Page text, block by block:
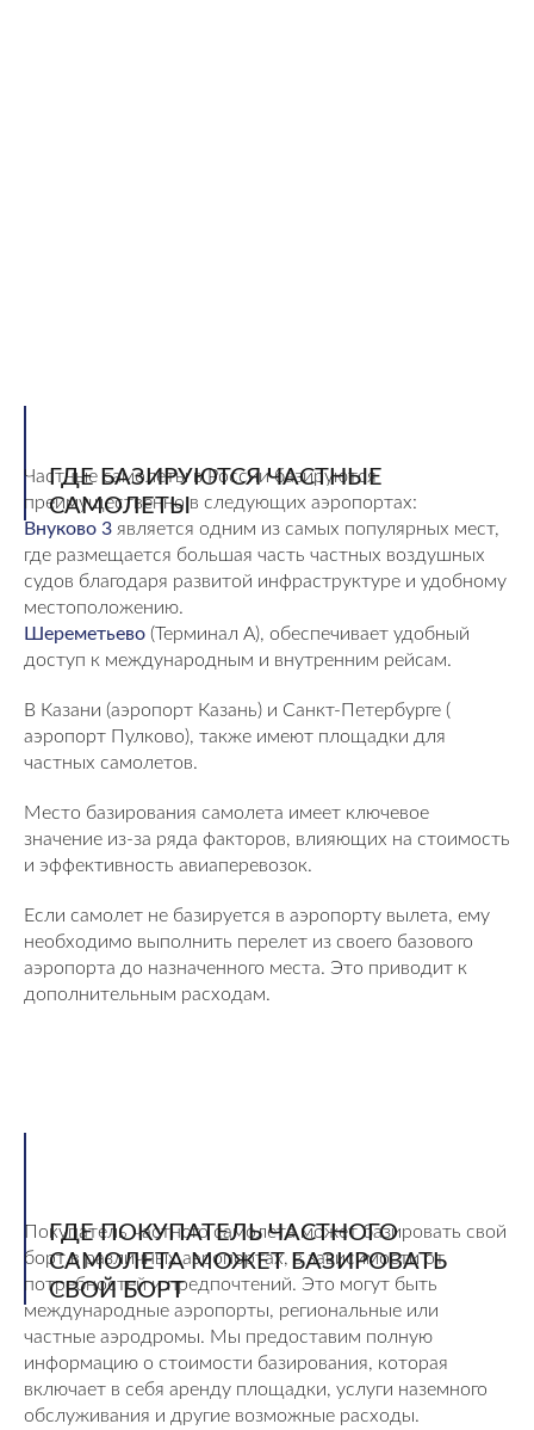
ГДЕ БАЗИРУЮТСЯ ЧАСТНЫЕ
САМОЛЕТЫ
Частные самолеты в России базируются
преимущественно в следующих аэропортах:
Внуково 3 является одним из самых популярных мест,
где размещается большая часть частных воздушных
судов благодаря развитой инфраструктуре и удобному
местоположению.
Шереметьево (Терминал А), обеспечивает удобный
доступ к международным и внутренним рейсам.
В Казани (аэропорт Казань) и Санкт-Петербурге (
аэропорт Пулково), также имеют площадки для
частных самолетов.
Место базирования самолета имеет ключевое
значение из-за ряда факторов, влияющих на стоимость
и эффективность авиаперевозок.
Если самолет не базируется в аэропорту вылета, ему
необходимо выполнить перелет из своего базового
аэропорта до назначенного места. Это приводит к
дополнительным расходам.
ГДЕ ПОКУПАТЕЛЬ ЧАСТНОГО
САМОЛЕТА МОЖЕТ БАЗИРОВАТЬ
СВОЙ БОРТ
Покупатель частного самолета может базировать свой
борт в различных аэропортах, в зависимости от
потребностей и предпочтений. Это могут быть
международные аэропорты, региональные или
частные аэродромы. Мы предоставим полную
информацию о стоимости базирования, которая
включает в себя аренду площадки, услуги наземного
обслуживания и другие возможные расходы.